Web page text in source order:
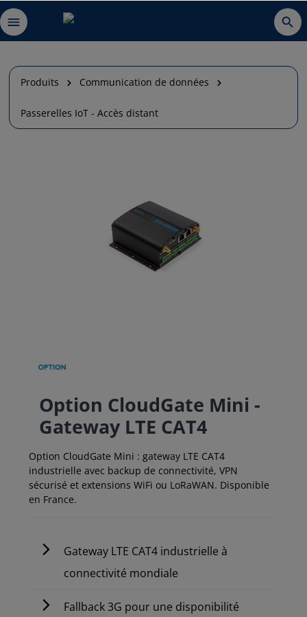
Produits Communication de données
Passerelles IoT - Accès distant
Option CloudGate Mini -
Gateway LTE CAT4
Option CloudGate Mini : gateway LTE CAT4
industrielle avec backup de connectivité, VPN
sécurisé et extensions WiFi ou LoRaWAN. Disponible
en France.
Gateway LTE CAT4 industrielle à
connectivité mondiale
Fallback 3G pour une disponibilité